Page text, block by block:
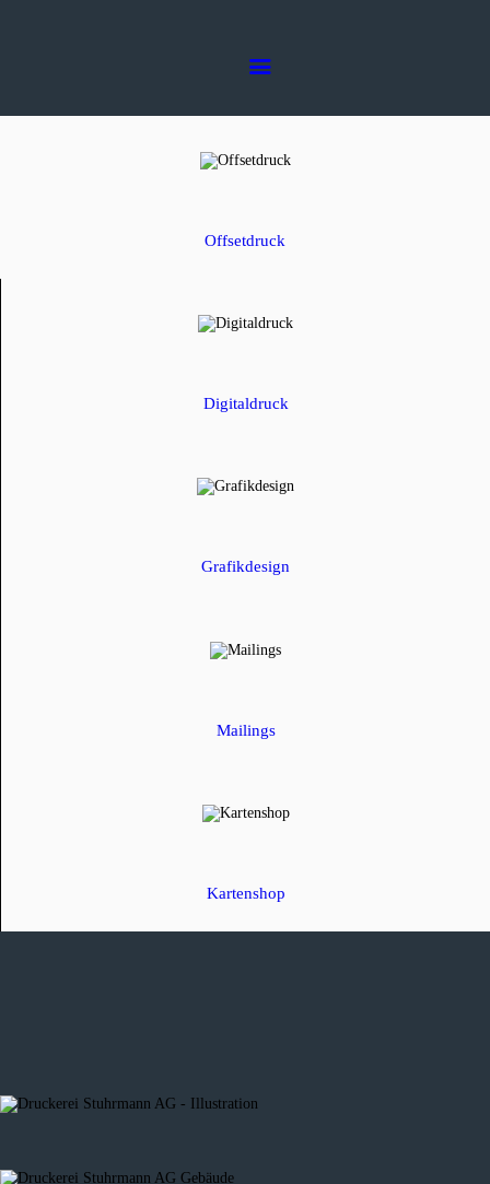
Druckerei Stuhrmann AG
Offsetdruck
Digitaldruck
Grafikdesign
Mailings
Kartenshop